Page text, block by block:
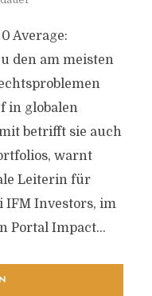
Average:
den am meisten
in globalen
betrifft sie auch
warnt
Leiterin für
IFM Investors, im
Portal Impact...